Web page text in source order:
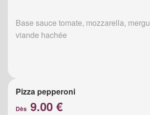
Base sauce tomate, mozzarella,
viande hachée
Pizza pepperoni
Dès 9.00 €